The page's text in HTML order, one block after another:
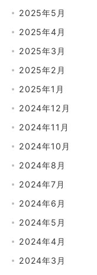
2025年5月
2025年4月
2025年3月
2025年2月
2025年1月
2024年12月
2024年11月
2024年10月
2024年8月
2024年7月
2024年6月
2024年5月
2024年4月
2024年3月